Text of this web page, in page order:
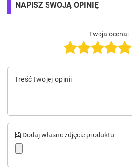
NAPISZ SWOJĄ OPINIĘ
Twoja ocena:
Treść twojej opinii
Dodaj własne zdjęcie produktu: